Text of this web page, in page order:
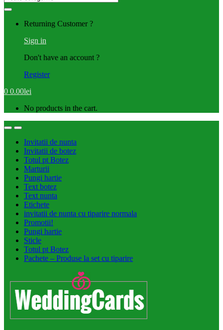
Returning Customer ?
Sign in
Don't have an account ?
Register
0 0.00lei
No products in the cart.
Invitatii de nunta
Invitatii de botez
Totul pt Botez
Marturii
Pungi hartie
Text botez
Text nunta
Etichete
invitatii de nunta cu tiparire normala
Promotii!
Pungi hartie
Sticle
Totul pt Botez
Pachete – Produse la set cu tiparire